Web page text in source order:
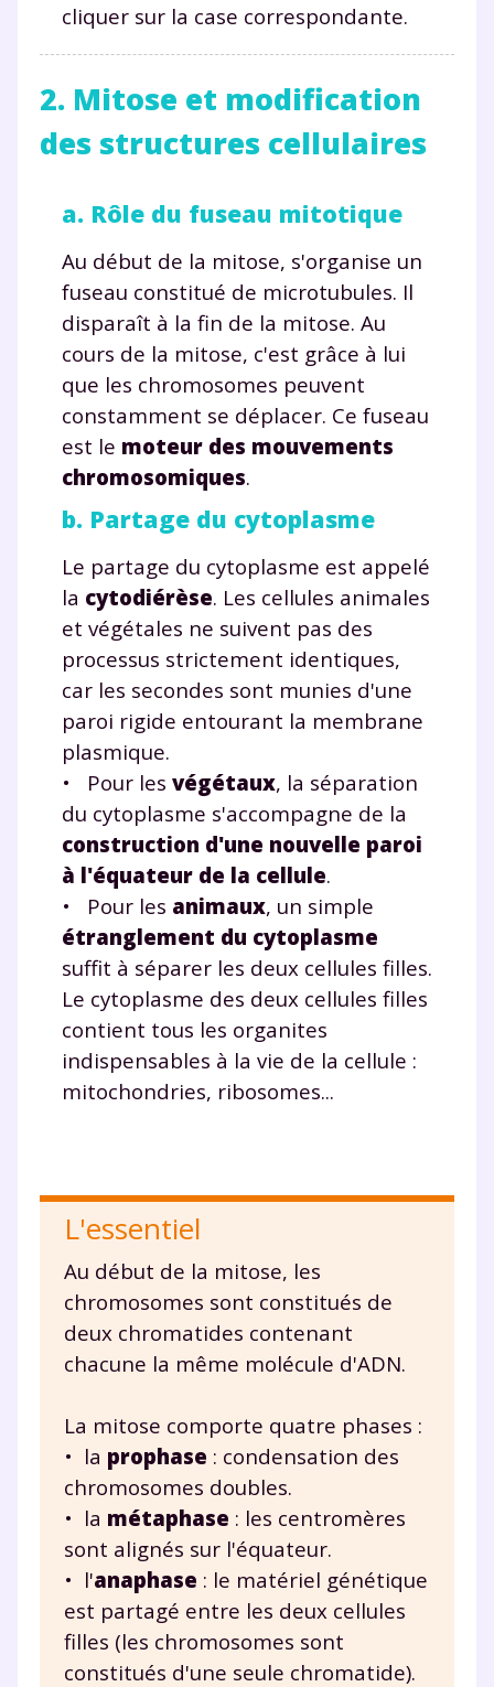
cliquer sur la case correspondante.
2. Mitose et modification
des structures cellulaires
a. Rôle du fuseau mitotique
Au début de la mitose, s'organise un
fuseau constitué de microtubules. Il
disparaît à la fin de la mitose. Au
cours de la mitose, c'est grâce à lui
que les chromosomes peuvent
constamment se déplacer. Ce fuseau
est le moteur des mouvements
chromosomiques.
b. Partage du cytoplasme
Le partage du cytoplasme est appelé
la cytodiérèse. Les cellules animales
et végétales ne suivent pas des
processus strictement identiques,
car les secondes sont munies d'une
paroi rigide entourant la membrane
plasmique.
• Pour les végétaux, la séparation
du cytoplasme s'accompagne de la
construction d'une nouvelle paroi
à l'équateur de la cellule.
• Pour les animaux, un simple
étranglement du cytoplasme
suffit à séparer les deux cellules filles.
Le cytoplasme des deux cellules filles
contient tous les organites
indispensables à la vie de la cellule :
mitochondries, ribosomes...
L'essentiel
Au début de la mitose, les
chromosomes sont constitués de
deux chromatides contenant
chacune la même molécule d'ADN.
La mitose comporte quatre phases :
• la prophase : condensation des
chromosomes doubles.
• la métaphase : les centromères
sont alignés sur l'équateur.
• l'anaphase : le matériel génétique
est partagé entre les deux cellules
filles (les chromosomes sont
constitués d'une seule chromatide).
Envie de progresser
et de réussir votre
année scolaire ?
Testez gratuitement
pendant 24h notre
plateforme de soutien
scolaire !
Fiches de cours et vidéos, exercices
corrigés,podcasts de révisions
Unespace dédié aux parents
suivre les progrès
Tout le programme scolaire du CP à
la Terminale
Des profs expérimentés disponibles
à la demande par tchat, audio ou
vidéo
* Votre code d'accès sera envoyé à cette adresse e-mail. En
renseignant votre e-mail, vous consentez à ce que vos
données à caractère personnel soient traitées par SEJER, sous
la marque myMaxicours, afin que SEJER puisse vous donner
accès au service de soutien scolaire pendant 24h. Pour en
pour exercer vos droits, vous pouvez consulter
charte.
communications de la part de
myMaxicours.
Votre adresse e-mail sera exclusivement utilisée pour
vous envoyer notre newsletter. Vous pourrez vous
désinscrire à tout moment, à travers le lien de
désinscription présent dans chaque newsletter. Pour
en savoir plus sur la gestion de vos données
personnelles et pour exercer vos droits, vous pouvez
consulternotre charte.